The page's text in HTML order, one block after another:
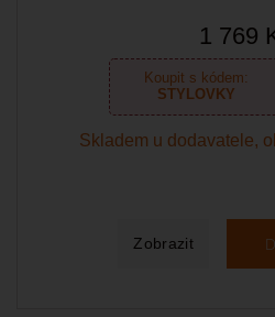
1 769
Koupit s kódem:
STYLOVKY
Skladem u dodavatele,
Zobrazit